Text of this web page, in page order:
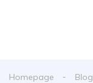
Homepage Blog